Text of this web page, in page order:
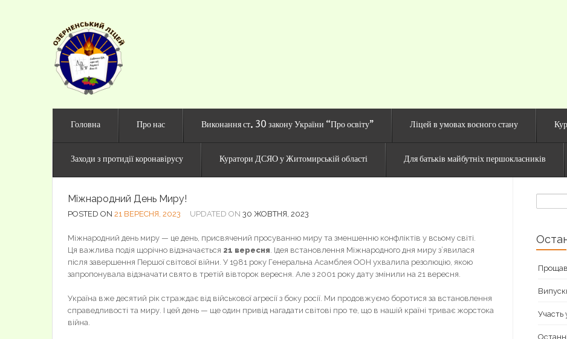
Головна Про нас Виконання ст. 30 закону України “Про освіту” Ліцей в умовах воєного стану
Заходи з протидії коронавірусу Куратори ДСЯО у Житомирській області Для батьків майбутніх першокласників
Міжнародний День Миру!
POSTED ON 21 ВЕРЕСНЯ, 2023 UPDATED ON 30 ЖОВТНЯ, 2023
Міжнародний день миру — це день, присвячений просуванню миру та зменшенню конфліктів у всьому світі.
Ця важлива подія щорічно відзначається 21 вересня. Ідея встановлення Міжнародного дня миру з’явилася
після завершення Першої світової війни. У 1981 року Генеральна Асамблея ООН ухвалила резолюцію, якою
запропонувала відзначати свято в третій вівторок вересня. Але з 2001 року дату змінили на 21 вересня.
Україна вже десятий рік страждає від військової агресії з боку росії. Ми продовжуємо боротися за встановлення
справедливості та миру. І цей день — ще один привід нагадати світові про те, що в нашій країні триває жорстока
війна.
Пошук:
Участь